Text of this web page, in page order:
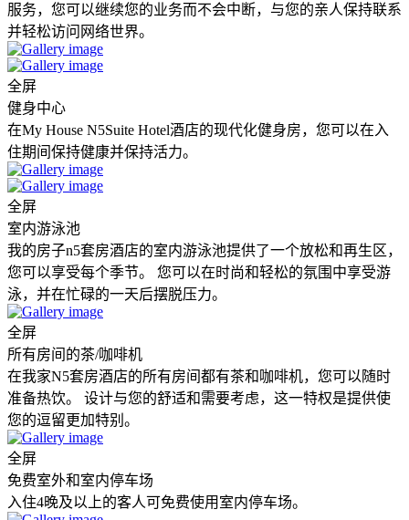
服务，您可以继续您的业务而不会中断，与您的亲人保持联系
并轻松访问网络世界。
全屏
健身中心
在My House N5Suite Hotel酒店的现代化健身房，您可以在入
住期间保持健康并保持活力。
全屏
室内游泳池
我的房子n5套房酒店的室内游泳池提供了一个放松和再生区，
您可以享受每个季节。 您可以在时尚和轻松的氛围中享受游
泳，并在忙碌的一天后摆脱压力。
全屏
所有房间的茶/咖啡机
在我家N5套房酒店的所有房间都有茶和咖啡机，您可以随时
准备热饮。 设计与您的舒适和需要考虑，这一特权是提供使
您的逗留更加特别。
全屏
免费室外和室内停车场
入住4晚及以上的客人可免费使用室内停车场。